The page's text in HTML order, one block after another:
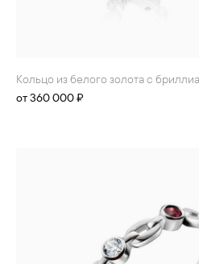
Кольцо из белого золота с
от 360 000 ₽